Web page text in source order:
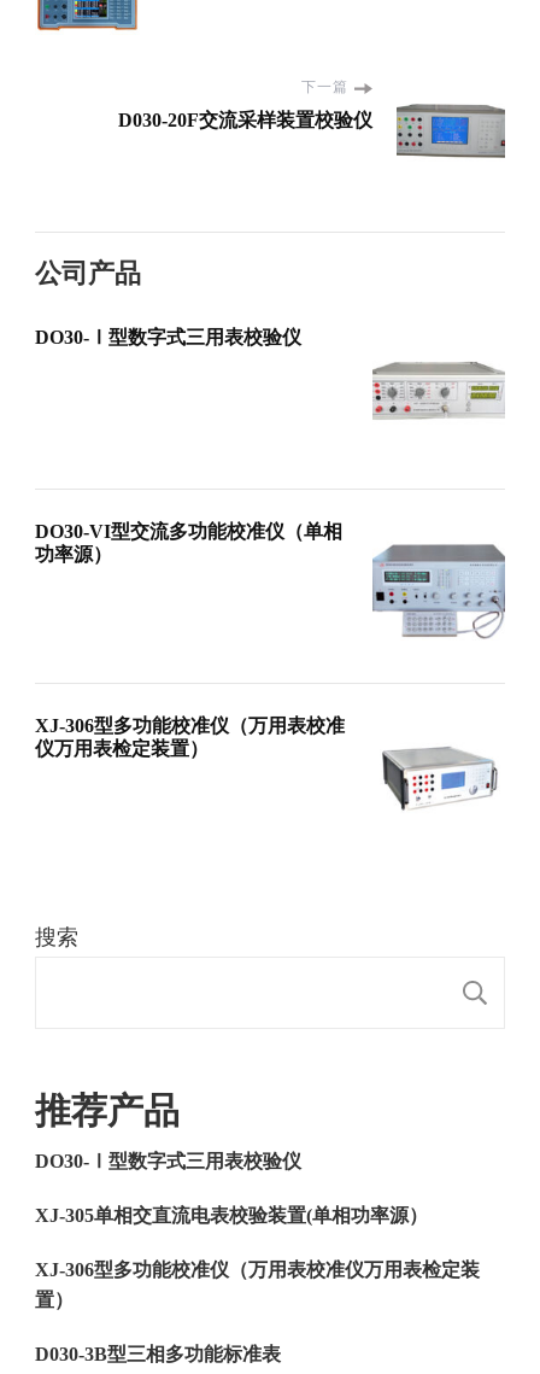
下一篇
D030-20F交流采样装置校验仪
公司产品
DO30-Ⅰ型数字式三用表校验仪
DO30-VI型交流多功能校准仪（单相
功率源）
XJ-306型多功能校准仪（万用表校准
仪万用表检定装置）
搜索
推荐产品
DO30-Ⅰ型数字式三用表校验仪
XJ-305单相交直流电表校验装置(单相功率源）
XJ-306型多功能校准仪（万用表校准仪万用表检定装
置）
D030-3B型三相多功能标准表